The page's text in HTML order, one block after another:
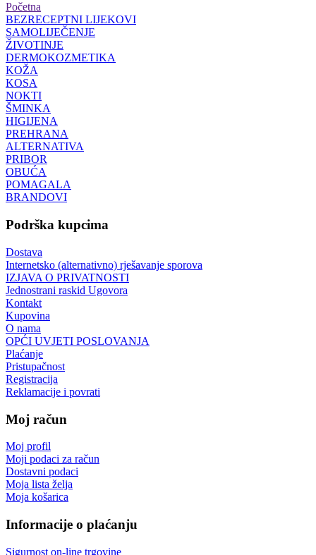
Početna
BEZRECEPTNI LIJEKOVI
SAMOLIJEČENJE
ŽIVOTINJE
DERMOKOZMETIKA
KOŽA
KOSA
NOKTI
ŠMINKA
HIGIJENA
PREHRANA
ALTERNATIVA
PRIBOR
OBUĆA
POMAGALA
BRANDOVI
Podrška kupcima
Dostava
Internetsko (alternativno) rješavanje sporova
IZJAVA O PRIVATNOSTI
Jednostrani raskid Ugovora
Kontakt
Kupovina
O nama
OPĆI UVJETI POSLOVANJA
Plaćanje
Pristupačnost
Registracija
Reklamacije i povrati
Moj račun
Moj profil
Moji podaci za račun
Dostavni podaci
Moja lista želja
Moja košarica
Informacije o plaćanju
Sigurnost on-line trgovine